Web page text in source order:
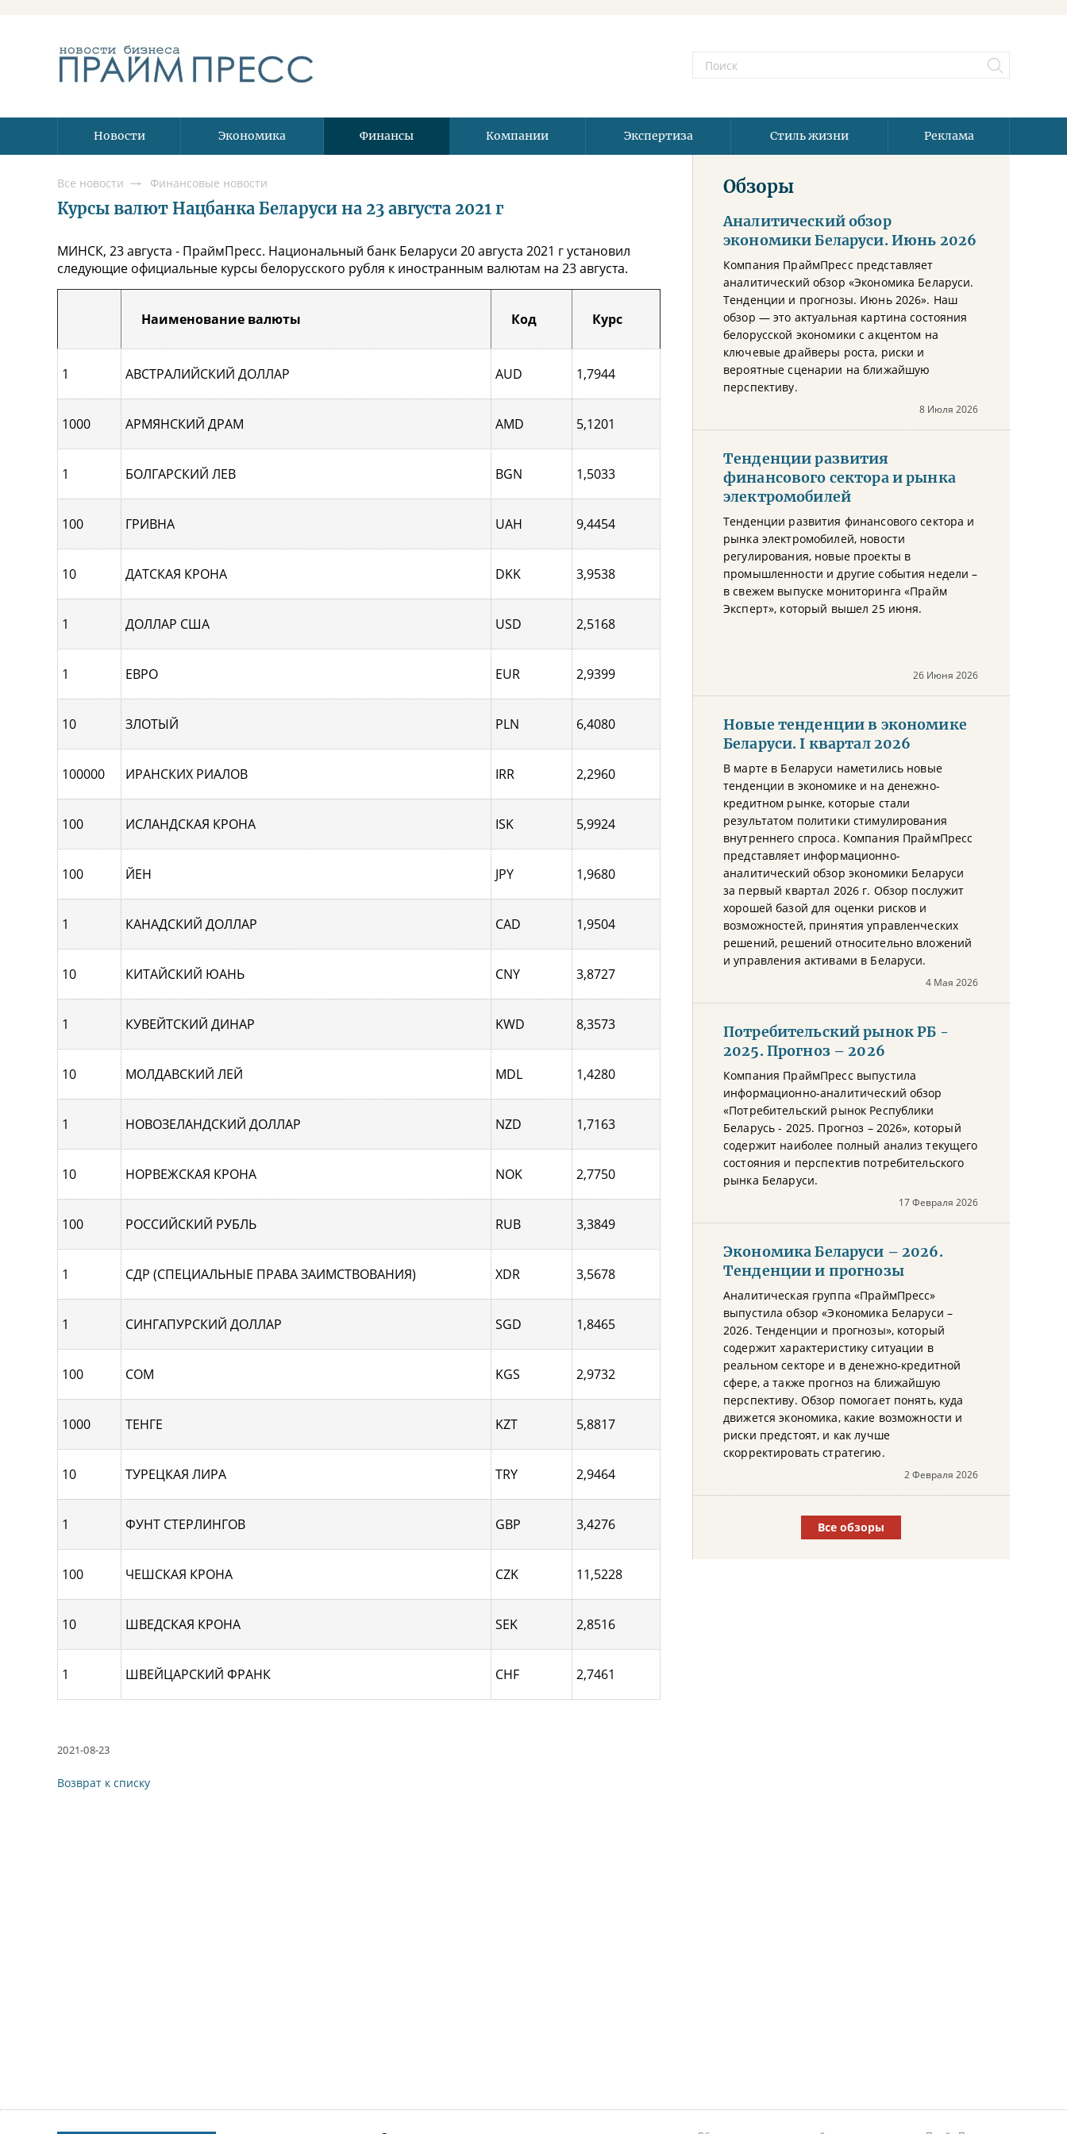
Новости Экономика Финансы Компании Экспертиза Стиль жизни Реклама
Все новости Финансовые новости
Курсы валют Нацбанка Беларуси на 23 августа 2021 г
МИНСК, 23 августа - ПраймПресс. Национальный банк Беларуси 20 августа 2021 г установил
следующие официальные курсы белорусского рубля к иностранным валютам на 23 августа.
Наименование валюты Код Курс
1 АВСТРАЛИЙСКИЙ ДОЛЛАР AUD 1,7944
1000 АРМЯНСКИЙ ДРАМ AMD 5,1201
1 БОЛГАРСКИЙ ЛЕВ BGN 1,5033
100 ГРИВНА UAH 9,4454
10 ДАТСКАЯ КРОНА DKK 3,9538
1 ДОЛЛАР США USD 2,5168
1 ЕВРО EUR 2,9399
10 ЗЛОТЫЙ PLN 6,4080
100000 ИРАНСКИХ РИАЛОВ IRR 2,2960
100 ИСЛАНДСКАЯ КРОНА ISK 5,9924
100 ЙЕН JPY 1,9680
1 КАНАДСКИЙ ДОЛЛАР CAD 1,9504
10 КИТАЙСКИЙ ЮАНЬ CNY 3,8727
1 КУВЕЙТСКИЙ ДИНАР KWD 8,3573
10 МОЛДАВСКИЙ ЛЕЙ MDL 1,4280
1 НОВОЗЕЛАНДСКИЙ ДОЛЛАР NZD 1,7163
10 НОРВЕЖСКАЯ КРОНА NOK 2,7750
100 РОССИЙСКИЙ РУБЛЬ RUB 3,3849
1 СДР (СПЕЦИАЛЬНЫЕ ПРАВА ЗАИМСТВОВАНИЯ) XDR 3,5678
1 СИНГАПУРCКИЙ ДОЛЛАР SGD 1,8465
100 СОМ KGS 2,9732
1000 ТЕНГЕ KZT 5,8817
10 ТУРЕЦКАЯ ЛИРА TRY 2,9464
1 ФУНТ СТЕРЛИНГОВ GBP 3,4276
100 ЧЕШСКАЯ КРОНА CZK 11,5228
10 ШВЕДСКАЯ КРОНА SEK 2,8516
1 ШВЕЙЦАРСКИЙ ФРАНК CHF 2,7461
2021-08-23
Возврат к списку
Обзоры
Аналитический обзор
экономики Беларуси. Июнь 2026
Компания ПраймПресс представляет
аналитический обзор «Экономика Беларуси.
Тенденции и прогнозы. Июнь 2026». Наш
обзор — это актуальная картина состояния
белорусской экономики с акцентом на
ключевые драйверы роста, риски и
вероятные сценарии на ближайшую
перспективу.
8 Июля 2026
Тенденции развития
финансового сектора и рынка
электромобилей
Тенденции развития финансового сектора и
рынка электромобилей, новости
регулирования, новые проекты в
промышленности и другие события недели –
в свежем выпуске мониторинга «Прайм
Эксперт», который вышел 25 июня.
26 Июня 2026
Новые тенденции в экономике
Беларуси. I квартал 2026
В марте в Беларуси наметились новые
тенденции в экономике и на денежно-
кредитном рынке, которые стали
результатом политики стимулирования
внутреннего спроса. Компания ПраймПресс
представляет информационно-
аналитический обзор экономики Беларуси
за первый квартал 2026 г. Обзор послужит
хорошей базой для оценки рисков и
возможностей, принятия управленческих
решений, решений относительно вложений
и управления активами в Беларуси.
4 Мая 2026
Потребительский рынок РБ -
2025. Прогноз – 2026
Компания ПраймПресс выпустила
информационно-аналитический обзор
«Потребительский рынок Республики
Беларусь - 2025. Прогноз – 2026», который
содержит наиболее полный анализ текущего
состояния и перспектив потребительского
рынка Беларуси.
17 Февраля 2026
Экономика Беларуси – 2026.
Тенденции и прогнозы
Аналитическая группа «ПраймПресс»
выпустила обзор «Экономика Беларуси –
2026. Тенденции и прогнозы», который
содержит характеристику ситуации в
реальном секторе и в денежно-кредитной
сфере, а также прогноз на ближайшую
перспективу. Обзор помогает понять, куда
движется экономика, какие возможности и
риски предстоят, и как лучше
скорректировать стратегию.
2 Февраля 2026
Все обзоры